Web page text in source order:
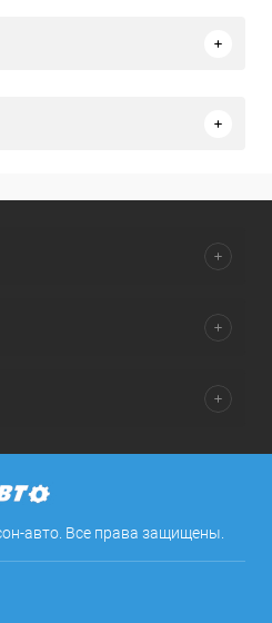
авто. Все права защищены.